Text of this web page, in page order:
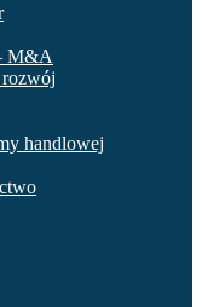
M&A
handlowej